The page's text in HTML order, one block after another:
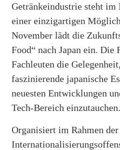
Getränkeindustrie steht im
einer einzigartigen
November lädt die
Food“ nach Japan ein. Die
Fachleuten die
faszinierende japanische
neuesten Entwicklungen
Tech-Bereich einzutauchen.
Organisiert im Rahmen der